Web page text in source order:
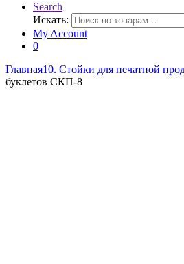
Search
Искать:
My Account
0
Главная10. Стойки для печатной
буклетов СКП-8